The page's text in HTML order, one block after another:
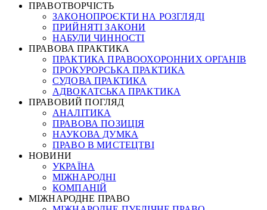
ПРАВОТВОРЧІСТЬ
ЗАКОНОПРОЄКТИ НА РОЗГЛЯДІ
ПРИЙНЯТІ ЗАКОНИ
НАБУЛИ ЧИННОСТІ
ПРАВОВА ПРАКТИКА
ПРАКТИКА ПРАВООХОРОННИХ ОРГАНІВ
ПРОКУРОРСЬКА ПРАКТИКА
СУДОВА ПРАКТИКА
АДВОКАТСЬКА ПРАКТИКА
ПРАВОВИЙ ПОГЛЯД
АНАЛІТИКА
ПРАВОВА ПОЗИЦІЯ
НАУКОВА ДУМКА
ПРАВО В МИСТЕЦТВІ
НОВИНИ
УКРАЇНА
МІЖНАРОДНІ
КОМПАНІЙ
МІЖНАРОДНЕ ПРАВО